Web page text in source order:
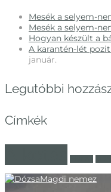
Mesék a selyem-
Mesék a selyem-
Hogyan készült a
A karantén-lét
január.
Legutóbbi
Címkék